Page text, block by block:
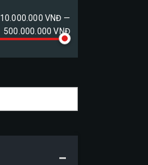
10.000.000 VNĐ —
500.000.000 VNĐ